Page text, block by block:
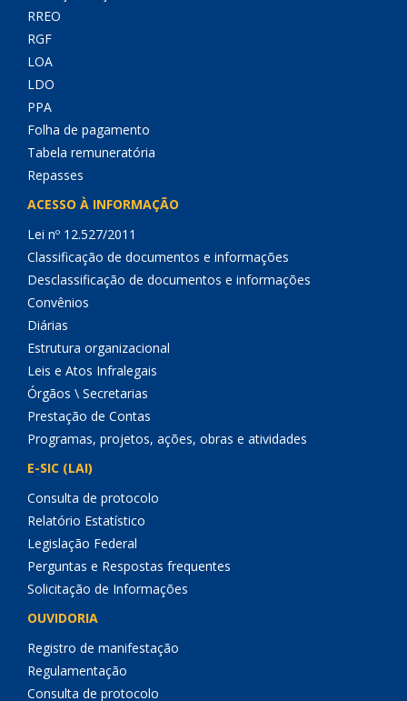
RREO
RGF
LOA
LDO
PPA
Folha de pagamento
Tabela remuneratória
Repasses
ACESSO À INFORMAÇÃO
Lei nº 12.527/2011
Classificação de documentos e informações
Desclassificação de documentos e informações
Convênios
Diárias
Estrutura organizacional
Leis e Atos Infralegais
Órgãos \ Secretarias
Prestação de Contas
Programas, projetos, ações, obras e atividades
E-SIC (LAI)
Consulta de protocolo
Relatório Estatístico
Legislação Federal
Perguntas e Respostas frequentes
Solicitação de Informações
OUVIDORIA
Registro de manifestação
Regulamentação
Consulta de protocolo